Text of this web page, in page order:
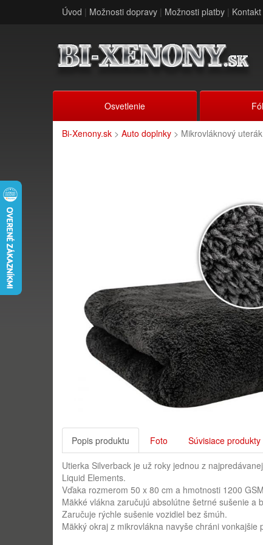
Úvod | Možnosti dopravy | Možnosti platby | Kontakt
Osvetlenie
Bi-Xenony.sk > Auto doplnky > Mikrovláknový
Popis produktu Foto Súvisiace produkty
Utierka Silverback je už roky jednou z
Liquid Elements.
Vďaka rozmerom 50 x 80 cm a hmotnosti 1200
Mäkké vlákna zaručujú absolútne šetrné sušenie a
Zaručuje rýchle sušenie vozidiel bez šmúh.
Mäkký okraj z mikrovlákna navyše chráni